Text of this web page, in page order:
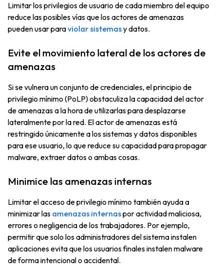
Limitar los privilegios de usuario de cada miembro del equipo
reduce las posibles vías que los actores de amenazas
pueden usar paraviolar sistemasy datos.
Evite el movimiento lateral de los actores de
amenazas
Si se vulnera un conjunto de credenciales, el principio de
privilegio mínimo (PoLP) obstaculiza la capacidad del actor
de amenazas a la hora de utilizarlas para desplazarse
lateralmente por la red. El actor de amenazas está
restringido únicamente a los sistemas y datos disponibles
para ese usuario, lo que reduce su capacidad para propagar
malware, extraer datos o ambas cosas.
Minimice las amenazas internas
Limitar el acceso de privilegio mínimo también ayuda a
minimizar las amenazas internaspor actividad maliciosa,
errores o negligencia de los trabajadores. Por ejemplo,
permitir que solo los administradores del sistema instalen
aplicaciones evita que los usuarios finales instalen malware
de forma intencional o accidental.